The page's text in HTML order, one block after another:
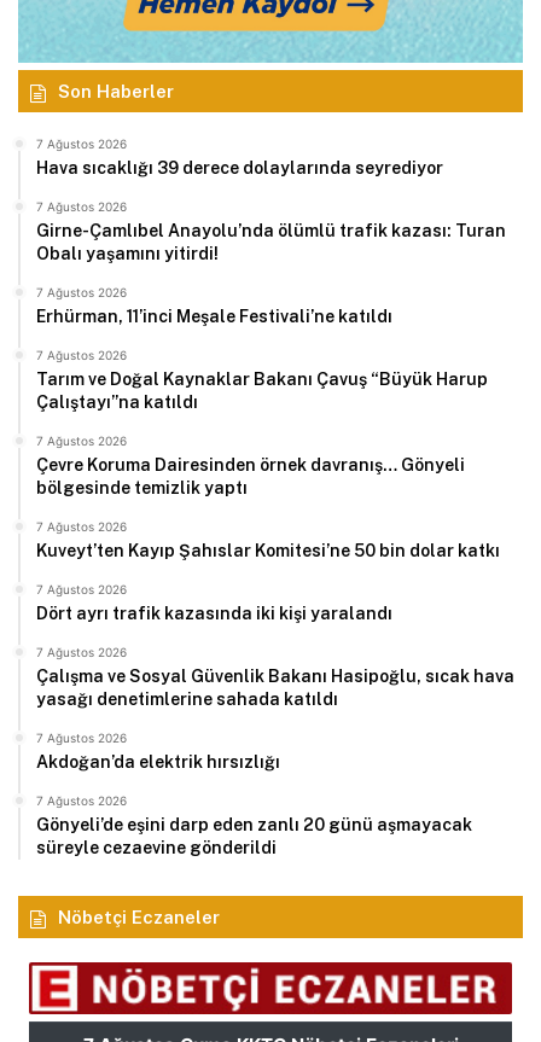
Son Haberler
7 Ağustos 2026
Hava sıcaklığı 39 derece dolaylarında seyrediyor
7 Ağustos 2026
Girne-Çamlıbel Anayolu’nda ölümlü trafik kazası: Turan
Obalı yaşamını yitirdi!
7 Ağustos 2026
Erhürman, 11’inci Meşale Festivali’ne katıldı
7 Ağustos 2026
Tarım ve Doğal Kaynaklar Bakanı Çavuş “Büyük Harup
Çalıştayı”na katıldı
7 Ağustos 2026
Çevre Koruma Dairesinden örnek davranış… Gönyeli
bölgesinde temizlik yaptı
7 Ağustos 2026
Kuveyt’ten Kayıp Şahıslar Komitesi’ne 50 bin dolar katkı
7 Ağustos 2026
Dört ayrı trafik kazasında iki kişi yaralandı
7 Ağustos 2026
Çalışma ve Sosyal Güvenlik Bakanı Hasipoğlu, sıcak hava
yasağı denetimlerine sahada katıldı
7 Ağustos 2026
Akdoğan’da elektrik hırsızlığı
7 Ağustos 2026
Gönyeli’de eşini darp eden zanlı 20 günü aşmayacak
süreyle cezaevine gönderildi
Nöbetçi Eczaneler